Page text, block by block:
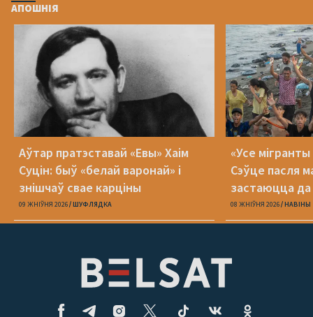
АПОШНІЯ
Аўтар пратэставай «Евы» Хаім
Суцін: быў «белай варонай» і
знішчаў свае карціны
09 ЖНІЎНЯ 2026 ШУФЛЯДКА
«Усе
Сэўце пасля
застаюцца да
08 ЖНІЎНЯ 2026 НАВІНЫ